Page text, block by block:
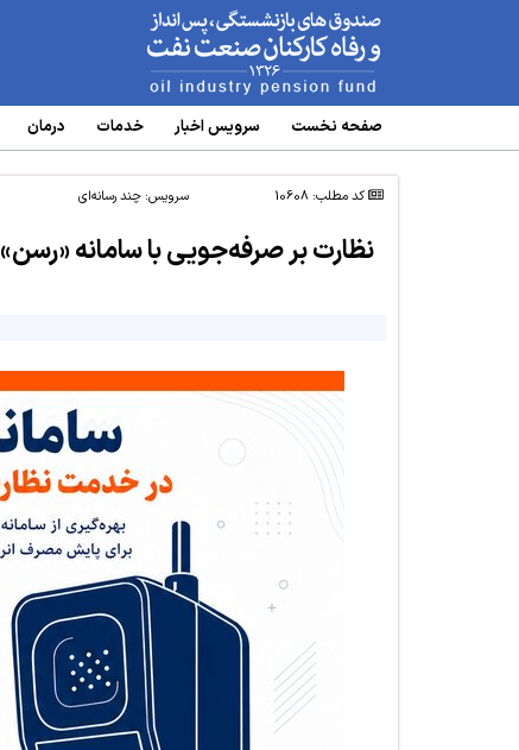
www.oipf.ir
صفحه نخست سرویس‌ اخبار خدمات درمان
کد مطلب: 10608 سرویس:چند‌ رسانه‌ای
نظارت بر صرفه‌جویی با سامانه «رسن»